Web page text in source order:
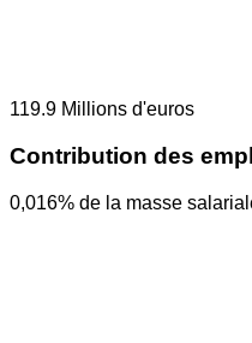
119.9 Millions d'euros
Contribution des
0,016% de la masse